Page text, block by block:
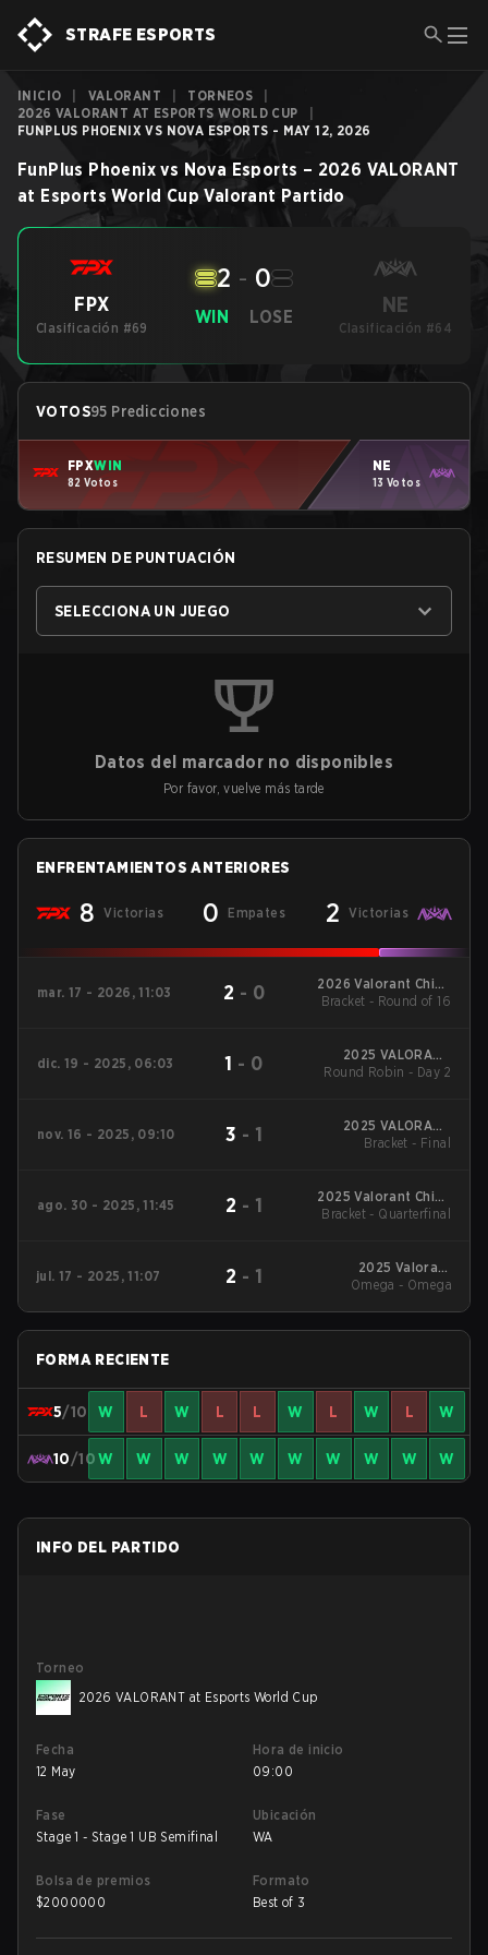
STRAFE ESPORTS
INICIO VALORANT TORNEOS
2026 VALORANT AT ESPORTS WORLD CUP
FUNPLUS PHOENIX VS NOVA ESPORTS - MAY 12, 2026
FunPlus Phoenix vs Nova Esports – 2026 VALORANT
at Esports World Cup Valorant Partido
FPX
Clasificación #69
WIN
2 - 0
LOSE NE
Clasificación #64
VOTOS95 Predicciones
FPXWIN
82 Votos
NE
13 Votos
RESUMEN DE PUNTUACIÓN
SELECCIONA UN JUEGO
Datos del marcador no disponibles
Por favor, vuelve más tarde
ENFRENTAMIENTOS ANTERIORES
8 Victorias 0 Empates 2 Victorias
mar. 17 - 2026, 11:03 2 - 0
2026 Valorant China
Evolution Series Act 1
Bracket - Round of 16
dic. 19 - 2025, 06:03 1 - 0
2025 VALORANT
Radiant International
Round Robin - Day 2
nov. 16 - 2025, 09:10 3 - 1
2025 VALORANT
China Evolution
Bracket - Final
ago. 30 - 2025, 11:45 2 - 1
2025 Valorant China
Evolution Series Act-
Bracket - Quarterfinal
jul. 17 - 2025, 11:07 2 - 1
2025 Valorant
Champions Tour:
Omega - Omega
FORMA RECIENTE
5/10 W L W L L W L W L W
10/10W W W W W W W W W W
INFO DEL PARTIDO
Torneo
2026 VALORANT at Esports World Cup
Fecha
12 May
Hora de inicio
09:00
Fase
Stage 1 - Stage 1 UB Semifinal
Ubicación
WA
Bolsa de premios
$2000000
Formato
Best of 3